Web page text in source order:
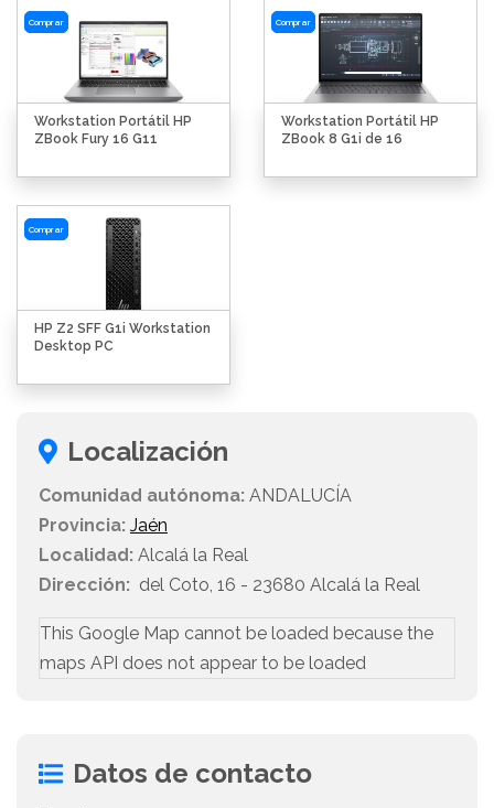
Comprar
Workstation Portátil HP
ZBook Fury 16 G11
Comprar
Workstation Portátil HP
ZBook 8 G1i de 16
Comprar
HP Z2 SFF G1i Workstation
Desktop PC
Localización
Comunidad autónoma: ANDALUCÍA
Provincia: Jaén
Localidad: Alcalá la Real
Dirección: del Coto, 16 - 23680 Alcalá la Real
This Google Map cannot be loaded because the
maps API does not appear to be loaded
Datos de contacto